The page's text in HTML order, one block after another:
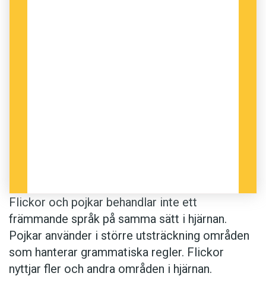
Flickor och pojkar behandlar inte ett
främmande språk på samma sätt i hjärnan.
Pojkar använder i större utsträckning områden
som hanterar grammatiska regler. Flickor
nyttjar fler och andra områden i hjärnan.